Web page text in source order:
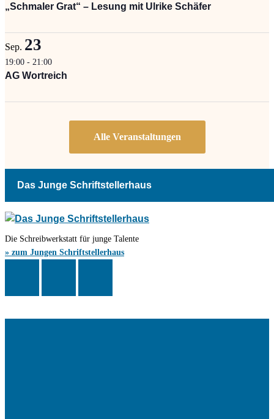
„Schmaler Grat“ – Lesung mit Ulrike Schäfer
Sep. 23
19:00 - 21:00
AG Wortreich
Das Junge Schriftstellerhaus
Die Schreibwerkstatt für junge Talente
» zum Jungen Schriftstellerhaus